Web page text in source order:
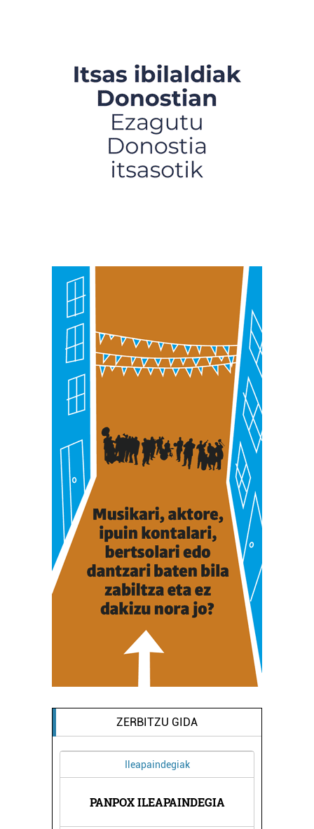
ZERBITZU GIDA
Ileapaindegiak
PANPOX ILEAPAINDEGIA